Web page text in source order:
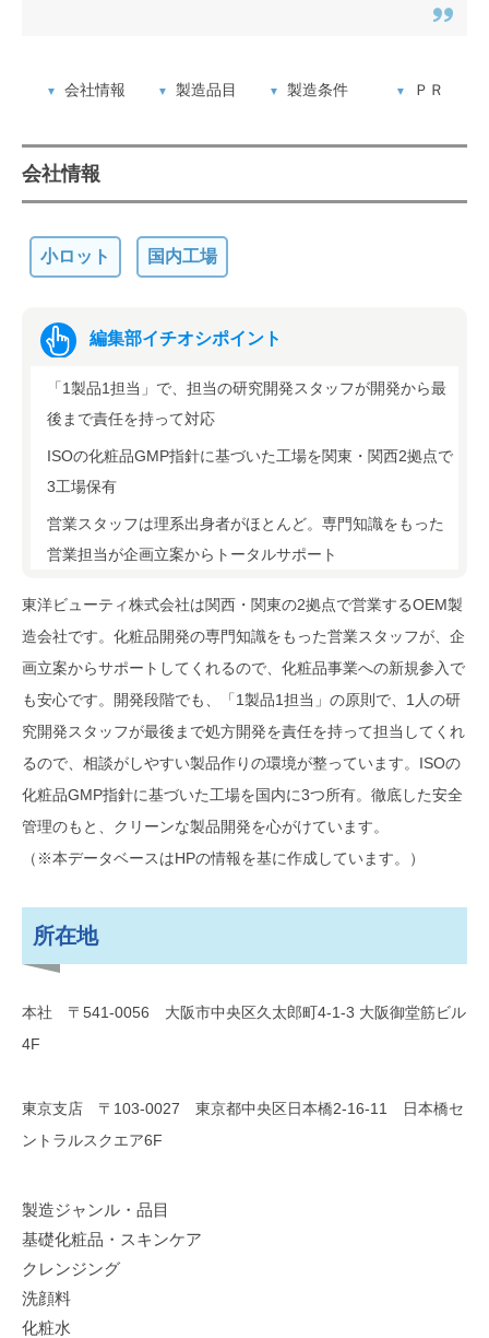
会社情報 製造品目 製造条件 ＰＲ
会社情報
小ロット 国内工場
編集部イチオシポイント
「1製品1担当」で、担当の研究開発スタッフが開発から最
後まで責任を持って対応
ISOの化粧品GMP指針に基づいた工場を関東・関西2拠点で
3工場保有
営業スタッフは理系出身者がほとんど。専門知識をもった
営業担当が企画立案からトータルサポート
東洋ビューティ株式会社は関西・関東の2拠点で営業するOEM製
造会社です。化粧品開発の専門知識をもった営業スタッフが、企
画立案からサポートしてくれるので、化粧品事業への新規参入で
も安心です。開発段階でも、「1製品1担当」の原則で、1人の研
究開発スタッフが最後まで処方開発を責任を持って担当してくれ
るので、相談がしやすい製品作りの環境が整っています。ISOの
化粧品GMP指針に基づいた工場を国内に3つ所有。徹底した安全
管理のもと、クリーンな製品開発を心がけています。
（※本データベースはHPの情報を基に作成しています。）
所在地
本社 〒541-0056 大阪市中央区久太郎町4-1-3 大阪御堂筋ビル
4F
東京支店 〒103-0027 東京都中央区日本橋2-16-11 日本橋セ
ントラルスクエア6F
製造ジャンル・品目
基礎化粧品・スキンケア
クレンジング
洗顔料
化粧水